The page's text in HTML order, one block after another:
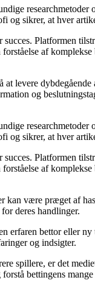
og sikrer, at hver
Platformen
af
levere dybdegående
og
og sikrer, at hver
Platformen
af
kan være præget af
deres handlinger.
erfaren bettor eller
og indsigter.
spillere, er det
bettingens mange